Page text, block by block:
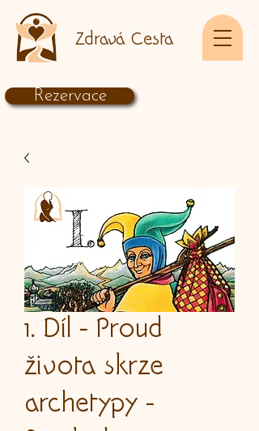
Rezervace
Zdravá Cesta
1. Díl - Proud
života skrze
archetypy -